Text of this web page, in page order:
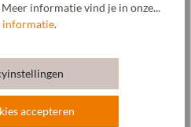
en heren. Een tijdloze
we zachte en warme
breiproces en vervolgens
Hierdoor krijgt de
Deze wanten zijn bijzonder
van de handschoenen is
informatie vind je in onze...
informatie.
accepteren